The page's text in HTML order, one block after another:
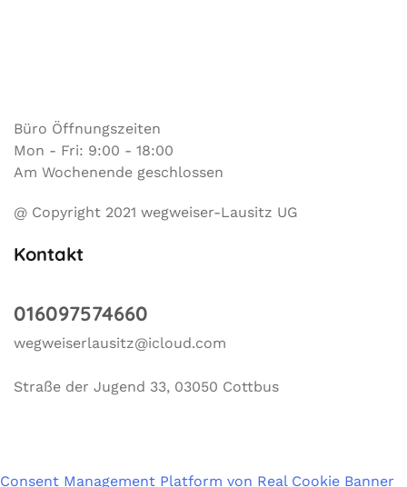
Büro Öffnungszeiten
Mon - Fri: 9:00 - 18:00
Am Wochenende geschlossen
@ Copyright 2021 wegweiser-Lausitz UG
Kontakt
016097574660
wegweiserlausitz@icloud.com
Straße der Jugend 33, 03050 Cottbus
Consent Management Platform von Real Cookie Banner